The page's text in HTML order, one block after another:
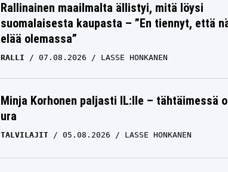
Rallinainen maailmalta ällistyi, mitä löysi
suomalaisesta kaupasta – ”En tiennyt, että
elää olemassa”
RALLI 07.08.2026 LASSE HONKANEN
Minja Korhonen paljasti IL:lle – tähtäimessä
ura
TALVILAJIT 05.08.2026 LASSE HONKANEN